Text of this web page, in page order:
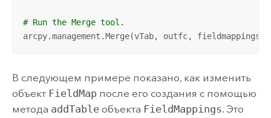
# Run the Merge tool.
arcpy.management.Merge(vTab, outfc, fieldmappings)
В следующем примере показано, как изменить
объект FieldMapпосле его создания с помощью
метода addTableобъекта FieldMappings. Это